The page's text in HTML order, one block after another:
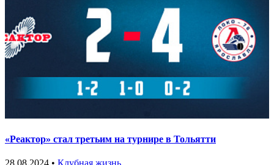
«Реактор» стал третьим на турнире в Тольятти